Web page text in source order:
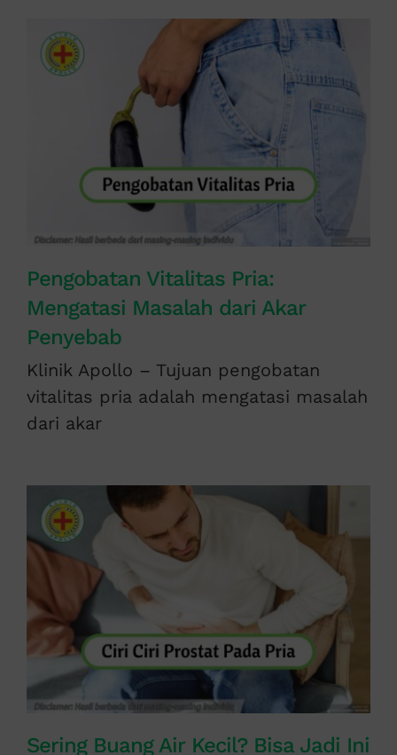
Pengobatan Vitalitas Pria:
Mengatasi Masalah dari Akar
Penyebab
Klinik Apollo – Tujuan pengobatan
vitalitas pria adalah mengatasi masalah
dari akar
Sering Buang Air Kecil? Bisa Jadi Ini